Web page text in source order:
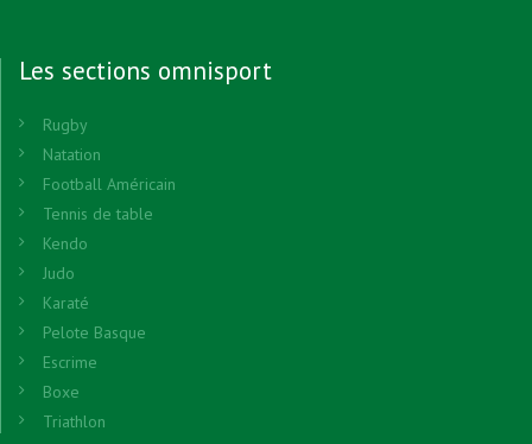
Les sections omnisport
Rugby
Natation
Football Américain
Tennis de table
Kendo
Judo
Karaté
Pelote Basque
Escrime
Boxe
Triathlon